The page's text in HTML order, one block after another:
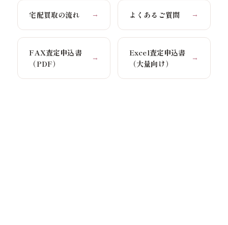
宅配買取の流れ → よくあるご質問 →
FAX査定申込書
（PDF）
→
Excel査定申込書
（大量向け）
→